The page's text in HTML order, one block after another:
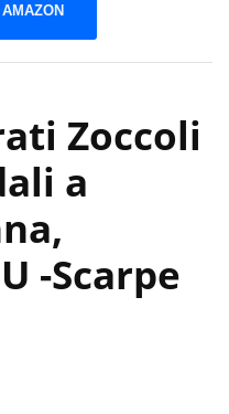
Zoccoli
a
-Scarpe